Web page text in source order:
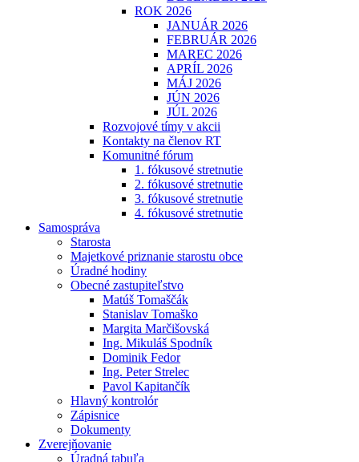
ROK 2026
JANUÁR 2026
FEBRUÁR 2026
MAREC 2026
APRÍL 2026
MÁJ 2026
JÚN 2026
JÚL 2026
Rozvojové tímy v akcii
Kontakty na členov RT
Komunitné fórum
1. fókusové stretnutie
2. fókusové stretnutie
3. fókusové stretnutie
4. fókusové stretnutie
Samospráva
Starosta
Majetkové priznanie starostu obce
Úradné hodiny
Obecné zastupiteľstvo
Matúš Tomaščák
Stanislav Tomaško
Margita Marčišovská
Ing. Mikuláš Spodník
Dominik Fedor
Ing. Peter Strelec
Pavol Kapitančík
Hlavný kontrolór
Zápisnice
Dokumenty
Zverejňovanie
Úradná tabuľa